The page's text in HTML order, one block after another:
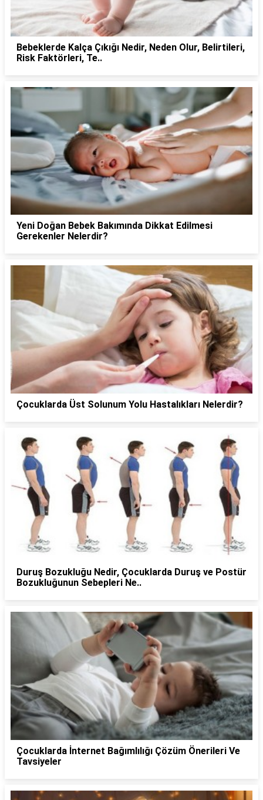
Bebeklerde Kalça Çıkığı Nedir, Neden Olur, Belirtileri,
Risk Faktörleri, Te..
Yeni Doğan Bebek Bakımında Dikkat Edilmesi
Gerekenler Nelerdir?
Çocuklarda Üst Solunum Yolu Hastalıkları Nelerdir?
Duruş Bozukluğu Nedir, Çocuklarda Duruş ve Postür
Bozukluğunun Sebepleri Ne..
Çocuklarda İnternet Bağımlılığı Çözüm Önerileri Ve
Tavsiyeler